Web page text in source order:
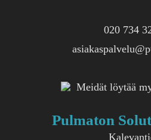
020 734
Meidät löytää
Pulmaton